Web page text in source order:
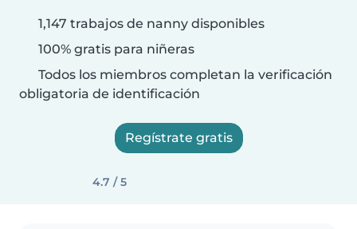
1,147 trabajos de nanny disponibles
100% gratis para niñeras
Todos los miembros completan la verificación
obligatoria de identificación
Regístrate gratis
4.7 / 5